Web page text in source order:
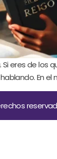
eres de los
En el